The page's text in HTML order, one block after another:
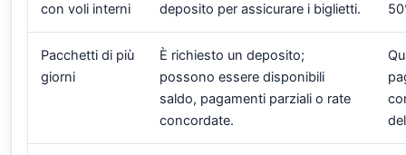
con voli interni
deposito per assicurare i biglietti.
Pacchetti di più
giorni
È richiesto un deposito;
possono essere disponibili
saldo, pagamenti parziali o rate
concordate.